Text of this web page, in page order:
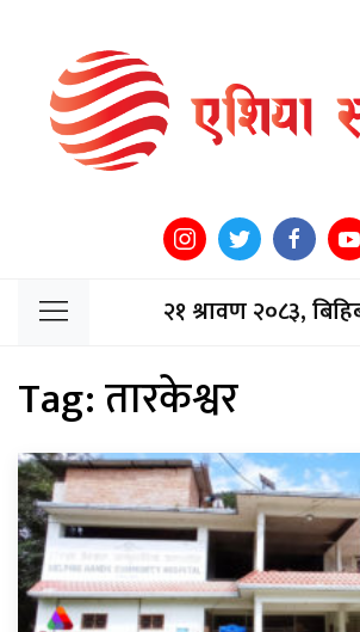
२१ श्रावण २०८३,
Tag:तारकेश्वर